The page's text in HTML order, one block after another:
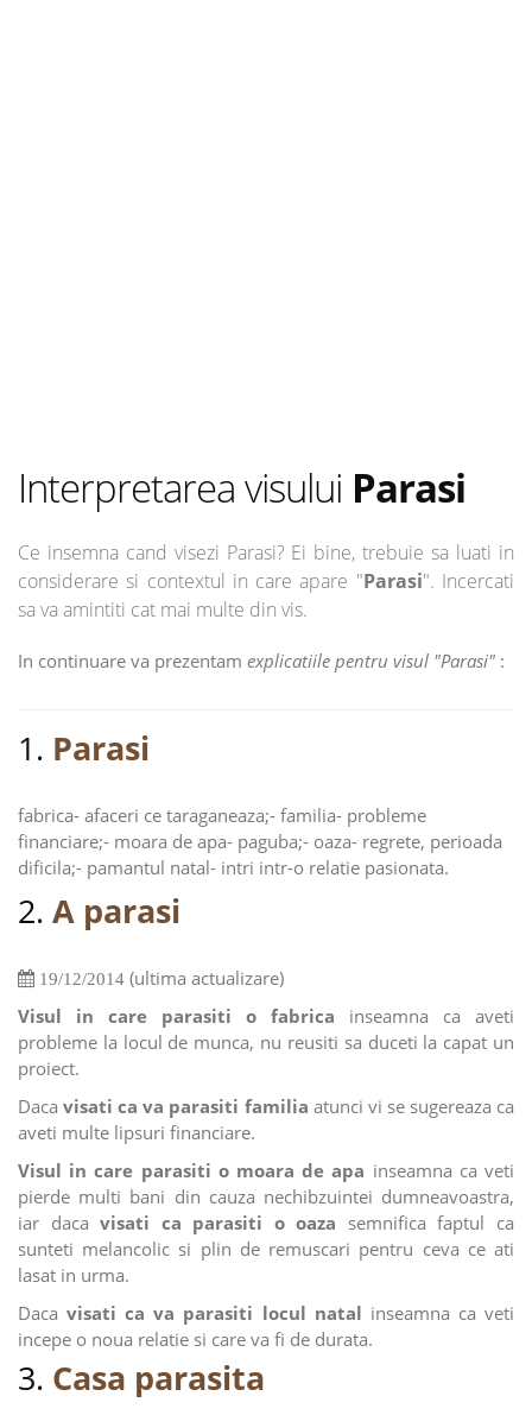
Interpretarea visului Parasi
Ce insemna cand visezi Parasi? Ei bine, trebuie sa luati in
considerare si contextul in care apare "Parasi". Incercati
sa va amintiti cat mai multe din vis.
In continuare va prezentam explicatiile pentru visul "Parasi" :
1. Parasi
fabrica- afaceri ce taraganeaza;- familia- probleme
financiare;- moara de apa- paguba;- oaza- regrete, perioada
dificila;- pamantul natal- intri intr-o relatie pasionata.
2. A parasi
19/12/2014 (ultima actualizare)
Visul in care parasiti o fabrica inseamna ca aveti
probleme la locul de munca, nu reusiti sa duceti la capat un
proiect.
Dacavisati ca va parasiti familia atunci vi se sugereaza ca
aveti multe lipsuri financiare.
Visul in care parasiti o moara de apa inseamna ca veti
pierde multi bani din cauza nechibzuintei dumneavoastra,
iar dacavisati ca parasiti o oaza semnifica faptul ca
sunteti melancolic si plin de remuscari pentru ceva ce ati
lasat in urma.
Dacavisati ca va parasiti locul natal inseamna ca veti
incepe o noua relatie si care va fi de durata.
3. Casa parasita